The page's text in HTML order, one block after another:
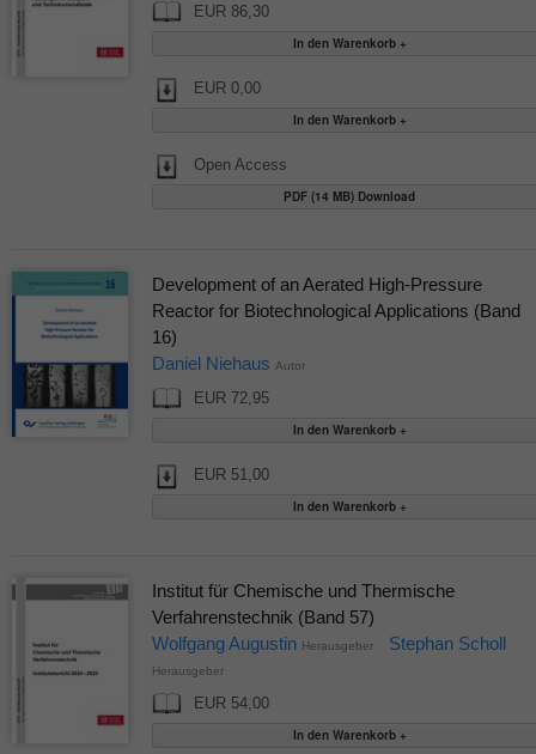
EUR 86,30
EUR 0,00
Open Access
PDF (14 MB) Download
Development of an Aerated High-Pressure
Reactor for Biotechnological Applications (Band
16)
Daniel Niehaus Autor
EUR 72,95
EUR 51,00
Institut für Chemische und Thermische
Verfahrenstechnik (Band 57)
Wolfgang Augustin Herausgeber Stephan Scholl
Herausgeber
EUR 54,00